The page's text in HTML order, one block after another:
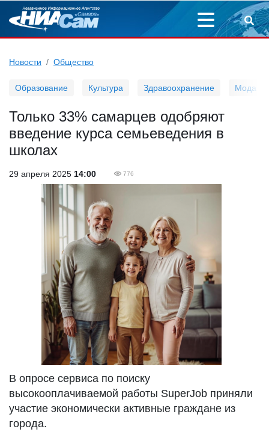
Новости Общество
Образование Культура Здравоохранение Мода
Только 33% самарцев одобряют
введение курса семьеведения в
школах
29 апреля 2025 14:00 776
В опросе сервиса по поиску
высокооплачиваемой работы SuperJob приняли
участие экономически активные граждане из
города.